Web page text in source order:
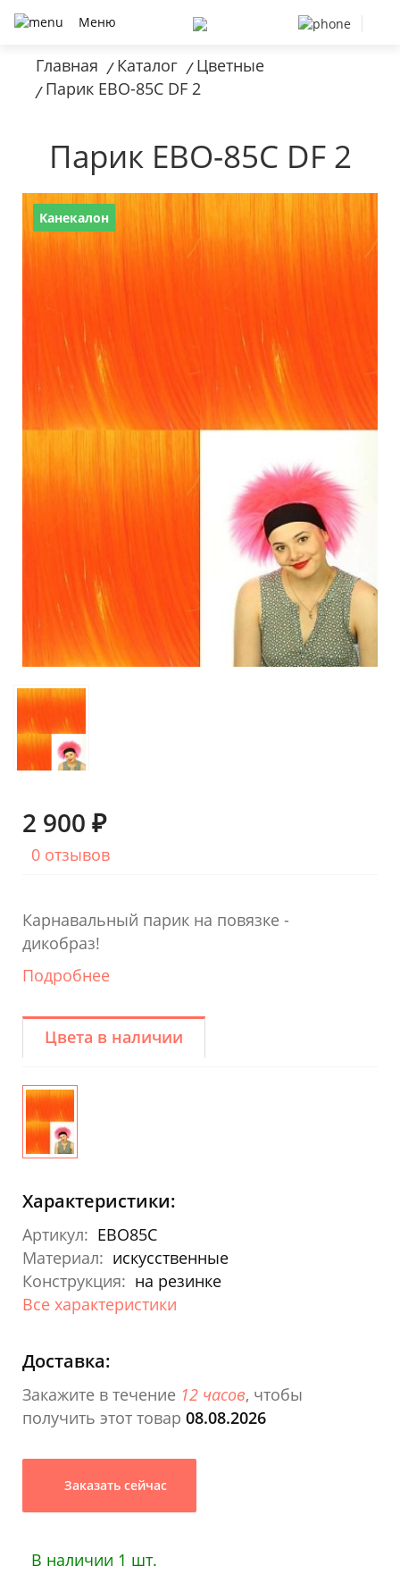
Меню
Главная / Каталог / Цветные
/ Парик EBO-85C DF 2
Парик EBO-85C DF 2
Канекалон
2 900 ₽
0 отзывов
Карнавальный парик на повязке -
дикобраз!
Подробнее
Цвета в наличии
Характеристики:
Артикул: EBO85C
Материал: искусственные
Конструкция: на резинке
Все характеристики
Доставка:
Закажите в течение 12 часов, чтобы
получить этот товар 08.08.2026
Заказать сейчас
В наличии 1 шт.